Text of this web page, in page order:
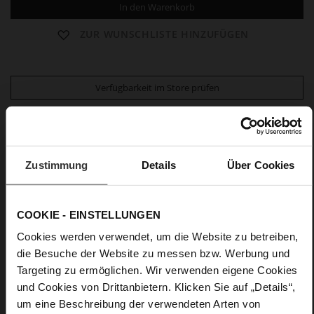
Zustimmung Details Über Cookies
COOKIE - EINSTELLUNGEN
Cookies werden verwendet, um die Website zu betreiben,
die Besuche der Website zu messen bzw. Werbung und
Targeting zu ermöglichen. Wir verwenden eigene Cookies
und Cookies von Drittanbietern. Klicken Sie auf „Details“,
um eine Beschreibung der verwendeten Arten von
In den Warenkorb
Verfügbarkeit im Store prüfen
Puristische Henkeltasche aus softem Leder – Vienna
Obermaterial:
Lammleder
Schlichte Eleganz und feminine Vibes strahlt die
Schmuckdetail liegt ein praktischer Magnetverschluss. Das
softe Leder in matter Optik unterstreicht das elegante Design
im zeitgemäßen Off-White-Ton Waxpaper. Subtile seitliche
Falten prägen die puristische und zugleich raffinierte Optik.
Ihre neue Lieblingsbag ist Teil der Vienna Edition – eine
Capsule, die Klassik und Moderne harmonisch vereint.
Bestens organisiert: Im Inneren der Lederhandtasche sorgen